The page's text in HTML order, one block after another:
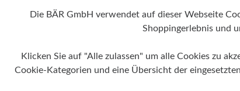
Teilen Sie Ihre
Die BÄR GmbH verwendet auf dieser Webseite
Shoppingerlebnis und
Klicken Sie auf "Alle zulassen" um alle Cookies zu
Cookie-Kategorien und eine Übersicht der